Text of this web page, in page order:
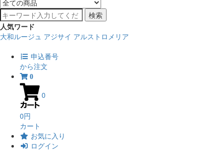
検索
人気ワード
大和ルージュ アジサイ アルストロメリア
申込番号
から注文
0
0
0円
カート
お気に入り
ログイン